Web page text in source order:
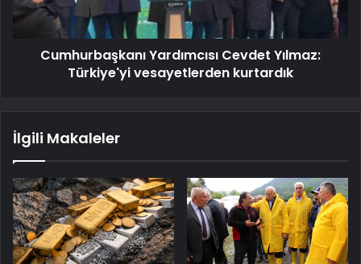
Cumhurbaşkanı Yardımcısı Cevdet Yılmaz:
Türkiye'yi vesayetlerden kurtardık
İlgili Makaleler